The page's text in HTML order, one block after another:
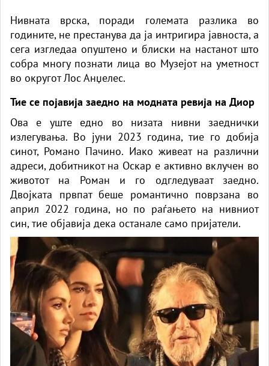
Нивната врска, поради големата разлика во
годините, не престанува да ја интригира јавноста, а
сега изгледаа опуштено и блиски на настанот што
собра многу познати лица во Музејот на уметност
во округот Лос Анџелес.
Тие се појавија заедно на модната ревија на Диор
Ова е уште едно во низата нивни заеднички
излегувања. Во јуни 2023 година, тие го добија
синот, Романо Пачино. Иако живеат на различни
адреси, добитникот на Оскар е активно вклучен во
животот на Роман и го одгледуваат заедно.
Двојката првпат беше романтично поврзана во
април 2022 година, но по раѓањето на нивниот
син, тие објавија дека останале само пријатели.